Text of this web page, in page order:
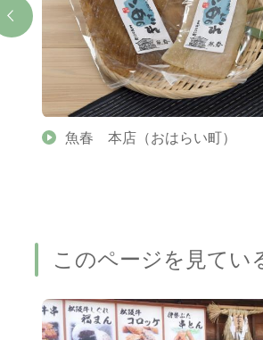
魚春 本店（おはらい町）
このページを見てい